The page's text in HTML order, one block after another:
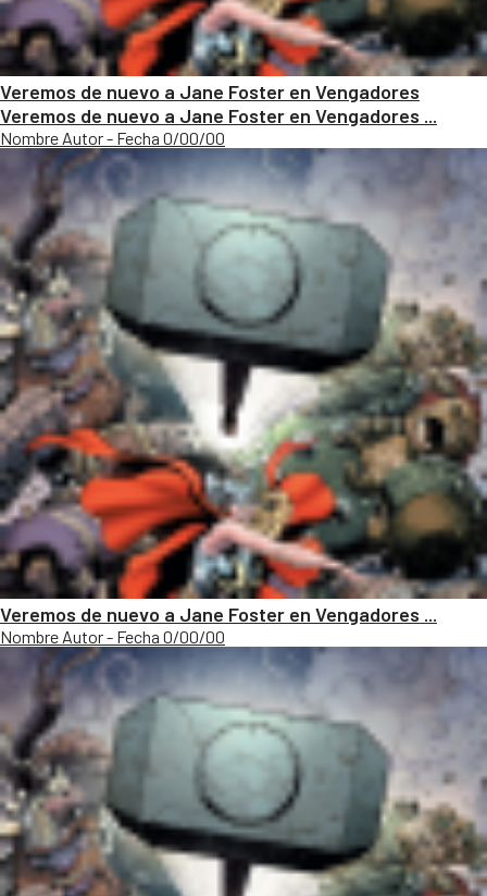
Veremos de nuevo a Jane Foster en Vengadores
Veremos de nuevo a Jane Foster en Vengadores ...
Nombre Autor - Fecha 0/00/00
Veremos de nuevo a Jane Foster en Vengadores ...
Nombre Autor - Fecha 0/00/00